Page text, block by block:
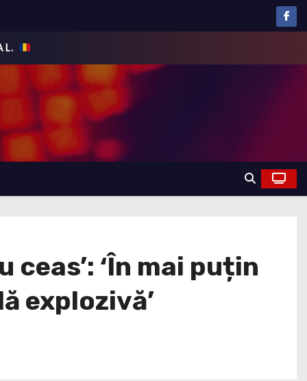
ceas’: ‘În mai puțin
explozivă’